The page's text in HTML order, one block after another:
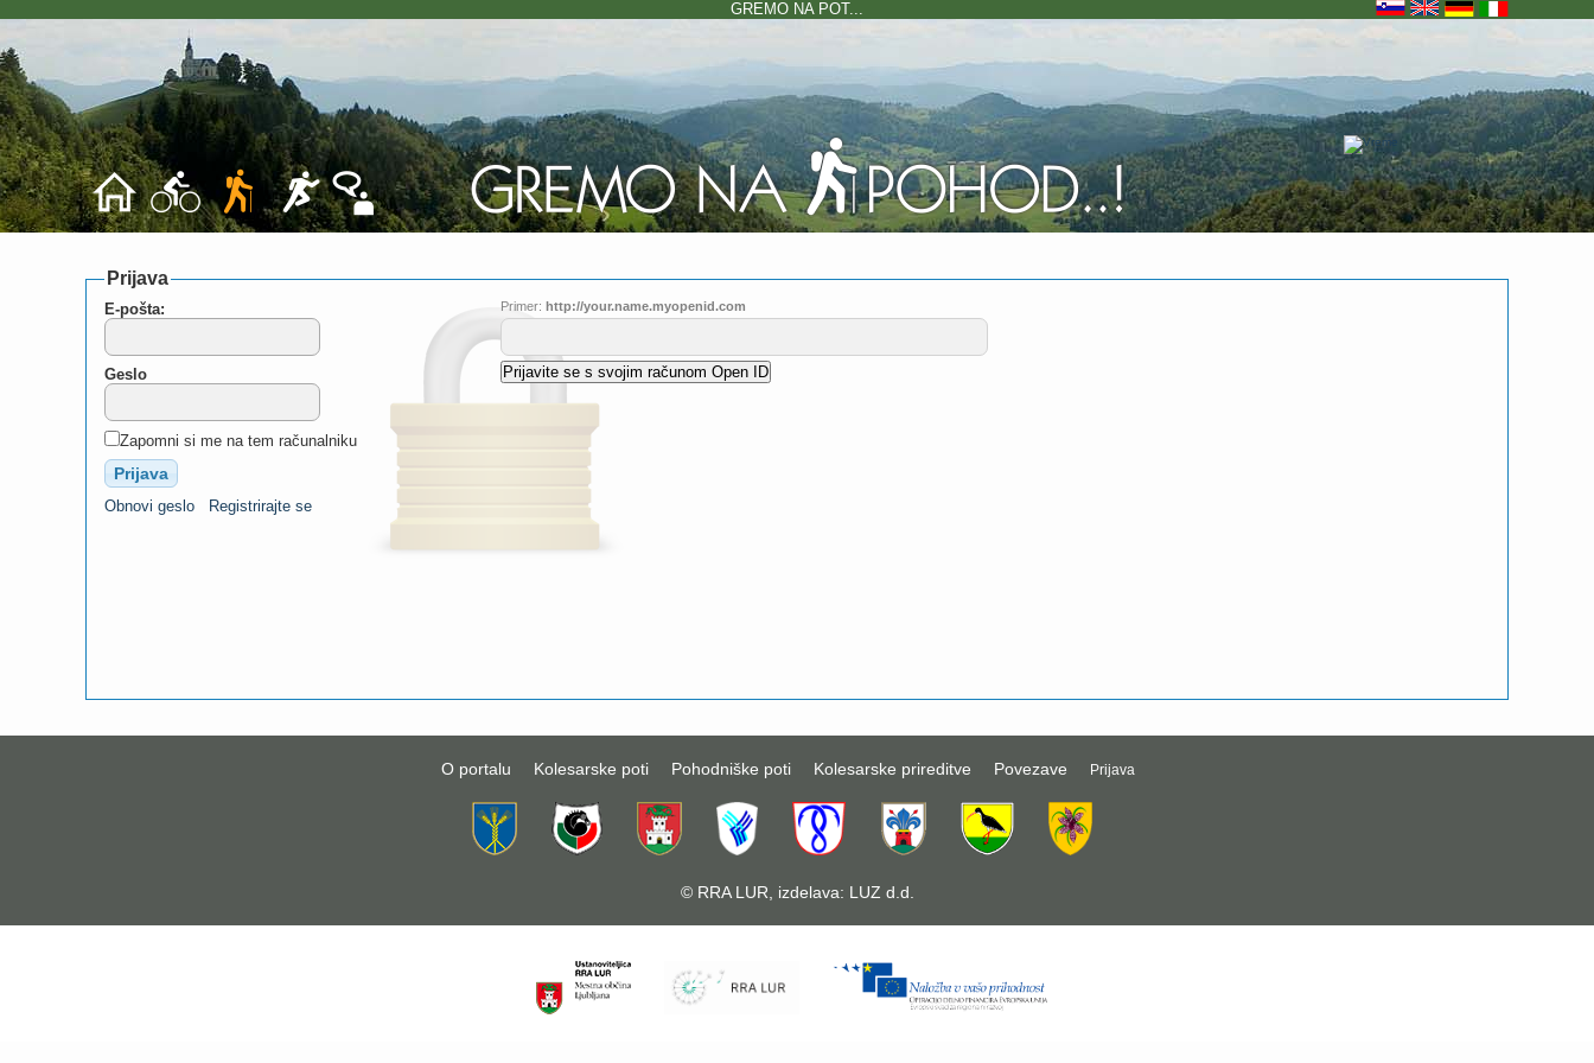
GREMO NA POT...
Prijava
E-pošta:
Geslo
Zapomni si me na tem računalniku
Obnovi geslo Registrirajte se
Primer: http://your.name.myopenid.com
O portalu Kolesarske poti Pohodniške poti Kolesarske prireditve Povezave Prijava
© RRA LUR , izdelava: LUZ d.d.